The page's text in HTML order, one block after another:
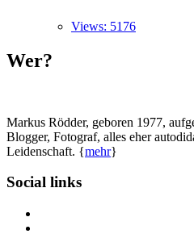
Views: 5176
Wer?
Markus Rödder, geboren 1977,
Blogger, Fotograf, alles eher
Leidenschaft. {mehr}
Social links